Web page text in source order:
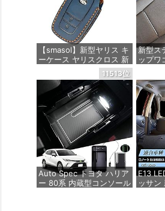
【smasol】新型ヤリス キ
ーケース ヤリスクロス 新
型ハリアー 80系 キーケー
ス ハイラックス GUN125
ランドクルーザー200系
ミライ MARK X 250G S
専用設計 キーケース 本革
キーカバー キーホルダー
カスタム パーツ ドレスア
ップ (2ボタン, 青)
価格：¥2,180
新型ス
ップワ
ラバ
ット
11513位
Auto Spec トヨタ ハリア
ー 80系 内蔵型コンソール
E13
ッサン